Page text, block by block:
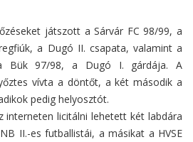
játszott a Sárvár FC 98/99, a
a Dugó II. csapata, valamint a
Bük 97/98, a Dugó I. gárdája. A
vívta a döntőt, a két második a
pedig helyosztót.
interneten licitálni lehetett két labdára
II.-es futballistái, a másikat a HVSE